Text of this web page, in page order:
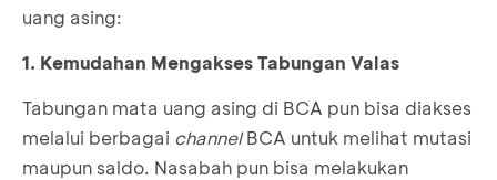
uang asing:
1. Kemudahan Mengakses Tabungan Valas
Tabungan mata uang asing di BCA pun bisa diakses
melalui berbagai channelBCA untuk melihat mutasi
maupun saldo. Nasabah pun bisa melakukan